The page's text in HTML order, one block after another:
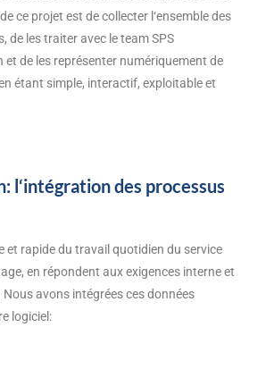
ce projet est de collecter l‘ensemble des
de les traiter avec le team SPS
et de les représenter numériquement de
étant simple, interactif, exploitable et
l‘intégration des processus
et rapide du travail quotidien du service
en répondent aux exigences interne et
Nous avons intégrées ces données
logiciel: